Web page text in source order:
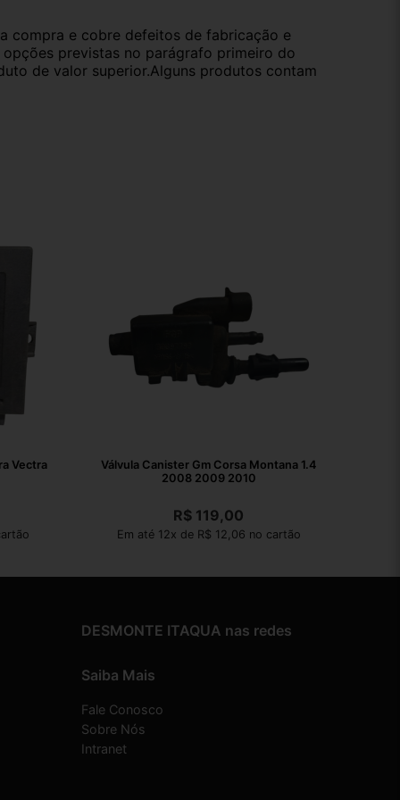
compra e cobre defeitos de fabricação e
previstas no parágrafo primeiro do
de valor superior.Alguns produtos contam
Vectra
Válvula Canister Gm Corsa Montana 1.4
2008 2009 2010
R$ 119,00
Em até 12x de R$ 12,06 no cartão
DESMONTE ITAQUA nas redes
Saiba Mais
Fale Conosco
Sobre Nós
Intranet